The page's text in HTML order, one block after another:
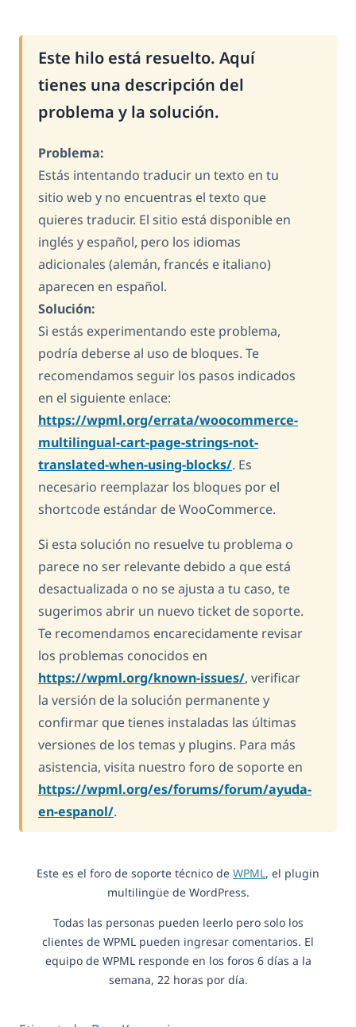
Este hilo está resuelto. Aquí
tienes una descripción del
problema y la solución.
Problema:
Estás intentando traducir un texto en tu
sitio web y no encuentras el texto que
quieres traducir. El sitio está disponible en
inglés y español, pero los idiomas
adicionales (alemán, francés e italiano)
aparecen en español.
Solución:
Si estás experimentando este problema,
podría deberse al uso de bloques. Te
recomendamos seguir los pasos indicados
en el siguiente enlace:
https://wpml.org/errata/woocommerce-
multilingual-cart-page-strings-not-
translated-when-using-blocks/. Es
necesario reemplazar los bloques por el
shortcode estándar de WooCommerce.
Si esta solución no resuelve tu problema o
parece no ser relevante debido a que está
desactualizada o no se ajusta a tu caso, te
sugerimos abrir un nuevo ticket de soporte.
Te recomendamos encarecidamente revisar
los problemas conocidos en
https://wpml.org/known-issues/, verificar
la versión de la solución permanente y
confirmar que tienes instaladas las últimas
versiones de los temas y plugins. Para más
asistencia, visita nuestro foro de soporte en
https://wpml.org/es/forums/forum/ayuda-
en-espanol/.
Este es el foro de soporte técnico de WPML, el plugin
multilingüe de WordPress.
Todas las personas pueden leerlo pero solo los
clientes de WPML pueden ingresar comentarios. El
equipo de WPML responde en los foros 6 días a la
semana, 22 horas por día.